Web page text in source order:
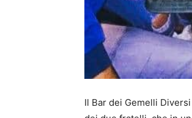
Il Bar dei Gemelli